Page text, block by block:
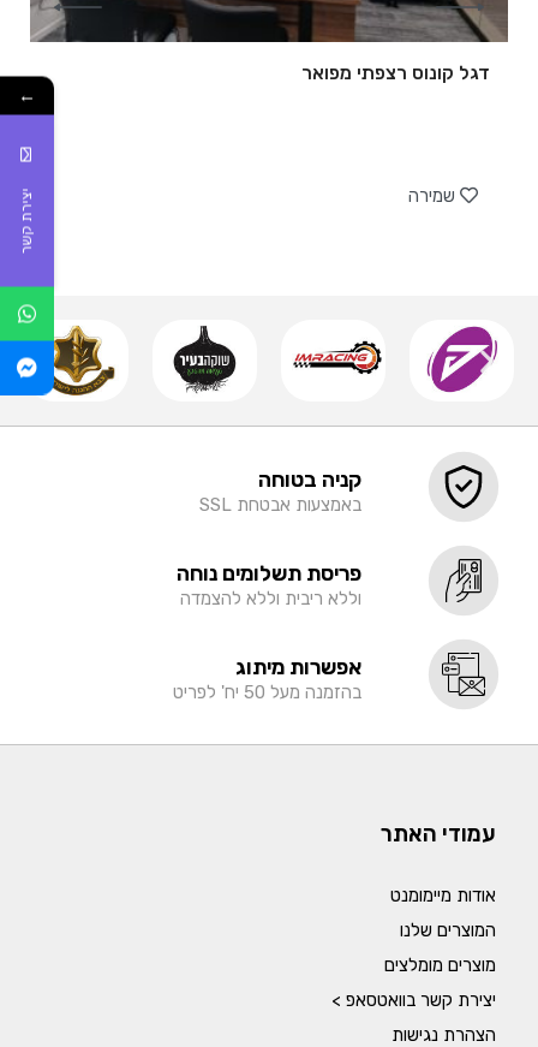
דגל קונוס רצפתי מפואר
שמירה
קניה בטוחה
באמצעות אבטחת SSL
פריסת תשלומים נוחה
וללא ריבית וללא להצמדה
אפשרות מיתוג
בהזמנה מעל 50 יח' לפריט
עמודי האתר
אודות מיימומנט
המוצרים שלנו
מוצרים מומלצים
יצירת קשר בוואטסאפ >
הצהרת נגישות
←
יצירת קשר